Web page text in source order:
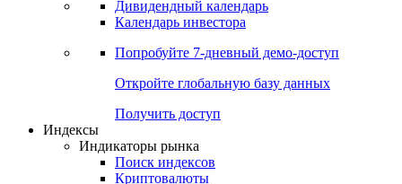
Оферты
Денежный рынок
Календарь инвестора
Попробуйте7-дневный
Откройте глобальную базу данных
Получить доступ